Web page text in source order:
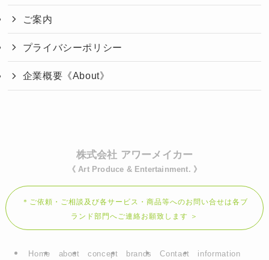
ご案内
プライバシーポリシー
企業概要《About》
株式会社 アワーメイカー
《 Art Produce & Entertainment. 》
＊ご依頼・ご相談及び各サービス・商品等へのお問い合せは各ブ
ランド部門へご連絡お願致します ＞
Home about concept brands Contact information